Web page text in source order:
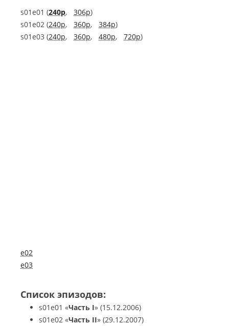
s01e01 (240p, 306p)
s01e02 (240p, 360p, 384p)
s01e03 (240p, 360p, 480p, 720p)
e02
e03
Список эпизодов:
s01e01 «Часть I» (15.12.2006)
s01e02 «Часть II» (29.12.2007)